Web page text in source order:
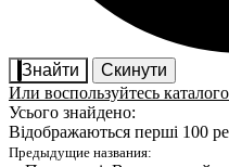
Знайти
Скинути
Или воспользуйтесь
Усього знайдено:
Відображаються перші 100
Предыдущие названия: